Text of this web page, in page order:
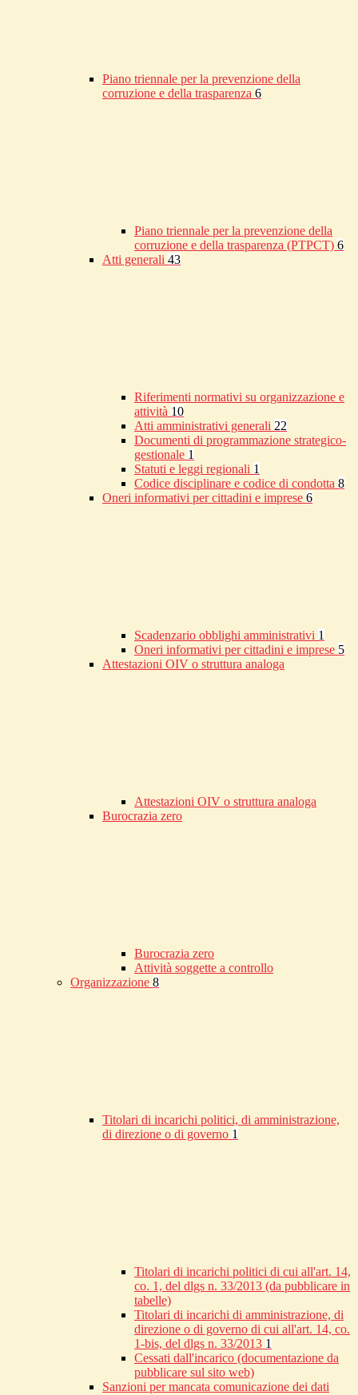
Piano triennale per la prevenzione della
corruzione e della trasparenza 6
Piano triennale per la prevenzione della
corruzione e della trasparenza (PTPCT) 6
Atti generali 43
Riferimenti normativi su organizzazione e
attività 10
Atti amministrativi generali 22
Documenti di programmazione strategico-
gestionale 1
Statuti e leggi regionali 1
Codice disciplinare e codice di condotta 8
Oneri informativi per cittadini e imprese 6
Scadenzario obblighi amministrativi 1
Oneri informativi per cittadini e imprese 5
Attestazioni OIV o struttura analoga
Attestazioni OIV o struttura analoga
Burocrazia zero
Burocrazia zero
Attività soggette a controllo
Organizzazione 8
Titolari di incarichi politici, di amministrazione,
di direzione o di governo 1
Titolari di incarichi politici di cui all'art. 14,
co. 1, del dlgs n. 33/2013 (da pubblicare in
tabelle)
Titolari di incarichi di amministrazione, di
direzione o di governo di cui all'art. 14, co.
1-bis, del dlgs n. 33/2013 1
Cessati dall'incarico (documentazione da
pubblicare sul sito web)
Sanzioni per mancata comunicazione dei dati